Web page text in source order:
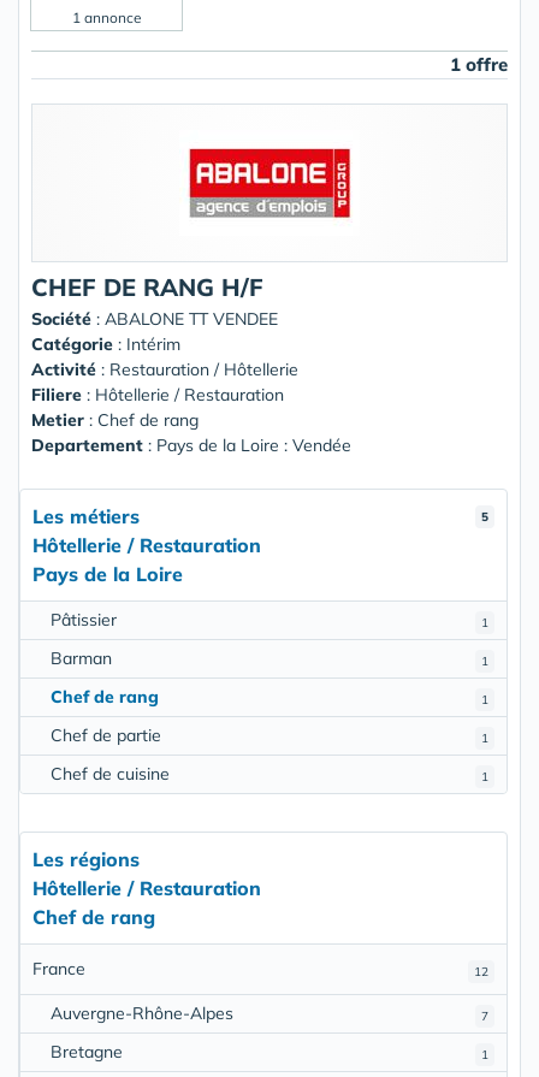
1 annonce
1 offre
CHEF DE RANG H/F
Société : ABALONE TT VENDEE
Catégorie : Intérim
Activité : Restauration / Hôtellerie
Filiere : Hôtellerie / Restauration
Metier : Chef de rang
Departement : Pays de la Loire : Vendée
5
Les métiers
Hôtellerie / Restauration
Pays de la Loire
1
Pâtissier
1
Barman
1
Chef de rang
1
Chef de partie
1
Chef de cuisine
Les régions
Hôtellerie / Restauration
Chef de rang
12
France
7
Auvergne-Rhône-Alpes
1
Bretagne